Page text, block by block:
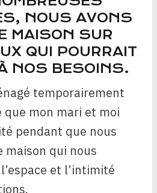
NOUS AVONS
MAISON SUR
QUI POURRAIT
NOS BESOINS.
temporairement
mon mari et moi
pendant que nous
maison qui nous
et l’intimité